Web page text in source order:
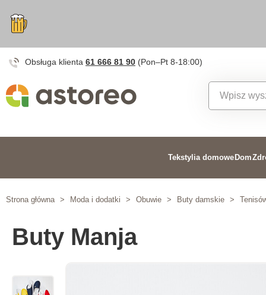
Obsługa klienta 61 666 81 90 (Pon–Pt 8-18:00)
Tekstylia domowe Dom
Strona główna > Moda i dodatki > Obuwie > Buty damskie >
Buty Manja